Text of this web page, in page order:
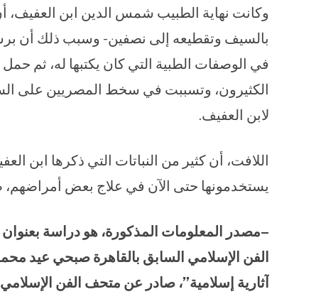
وكانت نهاية الطبيب شمس الدين ابن
بالسيف وتقطيعه إلى نصفين- وسبب ذلك أن
في الوصفات الطبية التي كان يكتبها له، ثم
الكثيرون، وتسببت في سخط المصريين على
لابن العفيف.
اللافت، أن كثير من النباتات التي ذكرها ابن
يستخدمونها حتى الآن في علاج بعض أمراضهم،
–مصدر المعلومات المذكورة، هو دراسة
الفن الإسلامي السابق بالقاهرة صبحي عيد
آثارية إسلامية”، صادر عن متحف الفن الإسلامي 1988–